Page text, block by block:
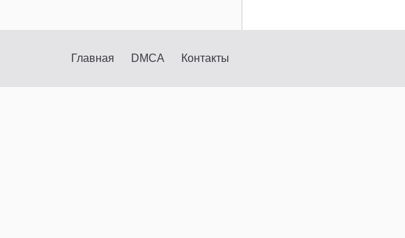
Главная DMCA Контакты